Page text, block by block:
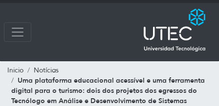
Inicio Notícias
Uma plataforma educacional acessível e uma ferramenta
digital para o turismo: dois dos projetos dos egressos do
Tecnólogo em Análise e Desenvolvimento de Sistemas